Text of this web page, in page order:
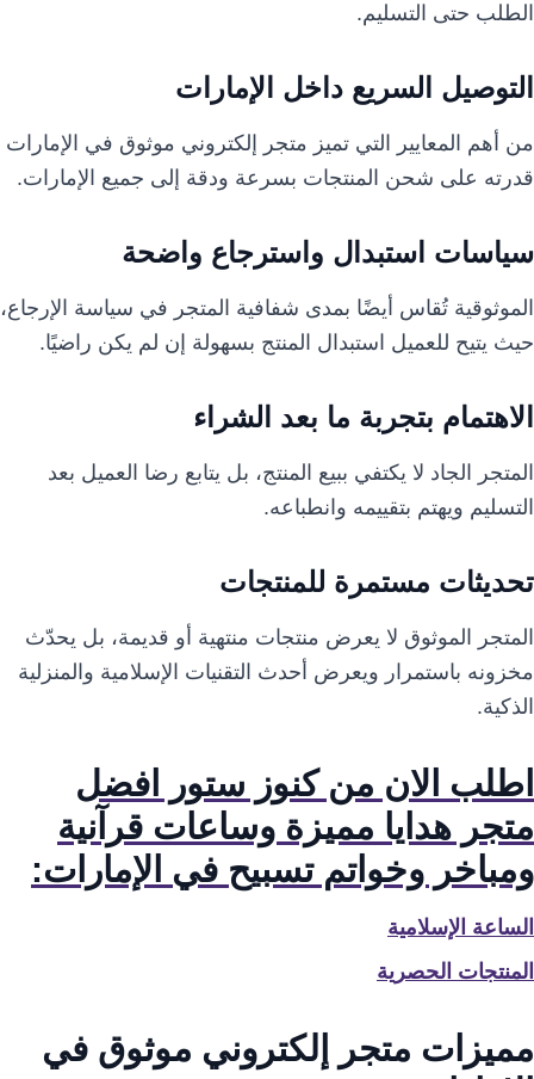
الطلب حتى التسليم.
التوصيل السريع داخل الإمارات
من أهم المعايير التي تميز متجر إلكتروني موثوق في الإمارات
قدرته على شحن المنتجات بسرعة ودقة إلى جميع الإمارات.
سياسات استبدال واسترجاع واضحة
الموثوقية تُقاس أيضًا بمدى شفافية المتجر في سياسة الإرجاع،
حيث يتيح للعميل استبدال المنتج بسهولة إن لم يكن راضيًا.
الاهتمام بتجربة ما بعد الشراء
المتجر الجاد لا يكتفي ببيع المنتج، بل يتابع رضا العميل بعد
التسليم ويهتم بتقييمه وانطباعه.
تحديثات مستمرة للمنتجات
المتجر الموثوق لا يعرض منتجات منتهية أو قديمة، بل يحدّث
مخزونه باستمرار ويعرض أحدث التقنيات الإسلامية والمنزلية
الذكية.
اطلب الان من كنوز ستور افضل
متجر هدايا مميزة وساعات قرآنية
ومباخر وخواتم تسبيح في الإمارات:
الساعة الإسلامية
المنتجات الحصرية
مميزات متجر إلكتروني موثوق في